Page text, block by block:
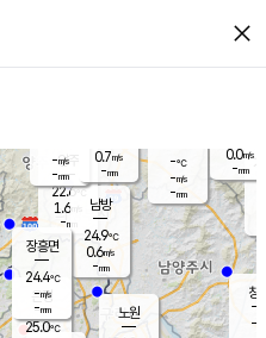
close
양주
22.6℃
1.6
-mm
-℃
-m/s
-mm
창
-
0.0m/s
-mm
은평
25.0℃
노원
남방
24.9℃
0.6m/s
-mm
장흥면
24.4℃
-m/s
-mm
-m/s
-mm
0.7m/s
-mm